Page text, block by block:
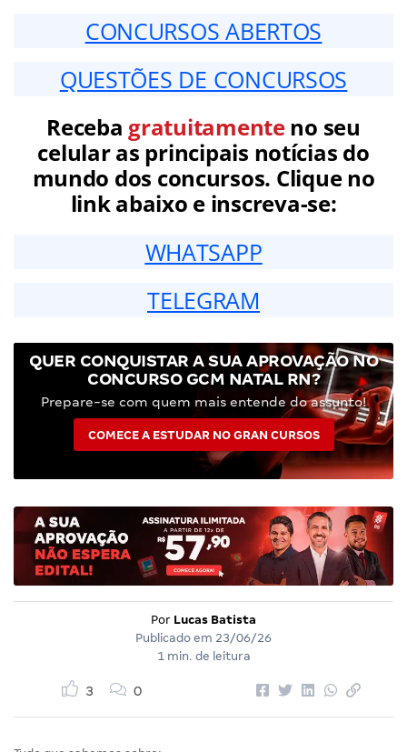
CONCURSOS ABERTOS
QUESTÕES DE CONCURSOS
Receba gratuitamenteno seu
celular as principais notícias do
mundo dos concursos. Clique no
link abaixo e inscreva-se:
WHATSAPP
TELEGRAM
QUER CONQUISTAR A SUA APROVAÇÃO NO
CONCURSO GCM NATAL RN?
Prepare-se com quem mais entende do assunto!
COMECE A ESTUDAR NO GRAN CURSOS
Por Lucas Batista
Publicado em 23/06/26
1 min. de leitura
3 0